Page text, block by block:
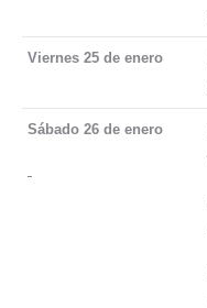
Viernes 25 de enero
Sábado 26 de enero